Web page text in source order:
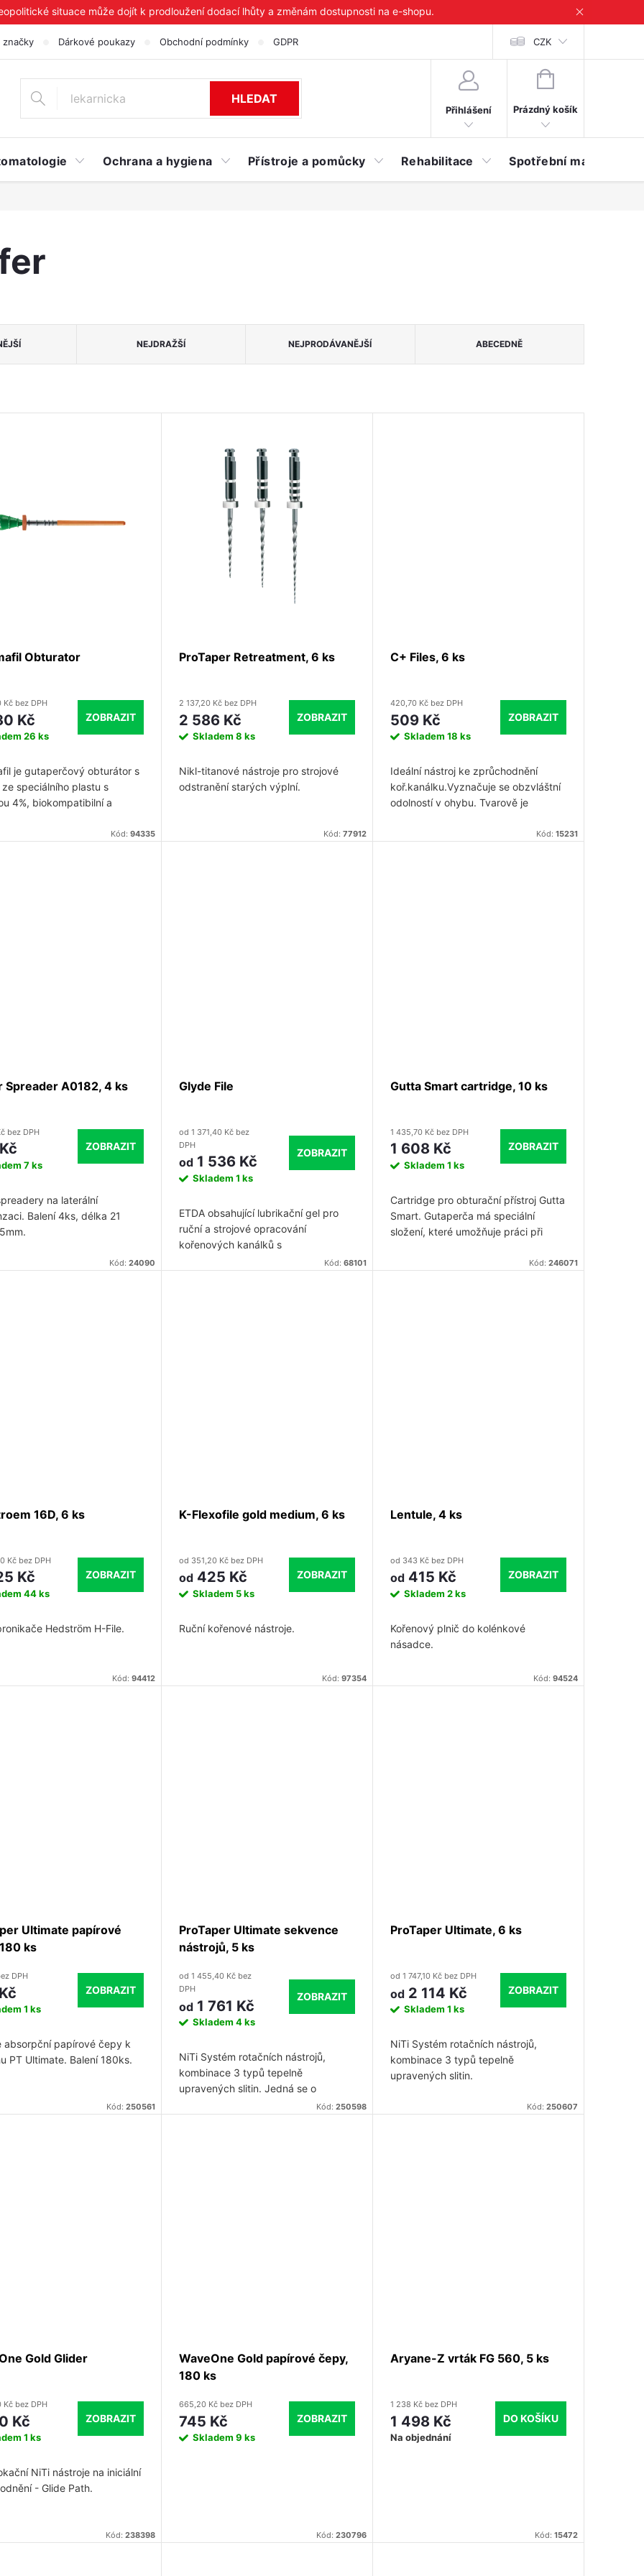
situace může dojít k prodloužení dodací lhůty a změnám dostupnosti na e-shopu.
značky Dárkové poukazy Obchodní podmínky GDPR CZK
HLEDAT
Přihlášení
NÁKUPNÍ
Prázdný košík
Ochrana a hygiena Přístroje a pomůcky Rehabilitace Spotřební materiál
NEJDRAŽŠÍ NEJPRODÁVANĚJŠÍ ABECEDNĚ
Obturator
Kč bez DPH
Kč
26 ks
ZOBRAZIT
je gutaperčový obturátor s
ze speciálního plastu s
4%, biokompatibilní a
Zkrácení čepu se
Kód: 94335
ProTaper Retreatment, 6 ks
2 137,20 Kč bez DPH
2 586 Kč
Skladem 8 ks
ZOBRAZIT
Nikl-titanové nástroje pro strojové
odstranění starých výplní.
Kód: 77912
C+ Files, 6 ks
420,70 Kč bez DPH
509 Kč
Skladem 18 ks
ZOBRAZIT
Ideální nástroj ke zprůchodnění
koř.kanálku.Vyznačuje se obzvláštní
odolností v ohybu. Tvarově je
Kód: 15231
Spreader A0182, 4 ks
bez DPH
7 ks
ZOBRAZIT
na laterální
Balení 4ks, délka 21
Kód: 24090
Glyde File
od 1 371,40 Kč bez
DPH
od1 536 Kč
Skladem 1 ks
ZOBRAZIT
ETDA obsahující lubrikační gel pro
ruční a strojové opracování
kořenových kanálků s
antibakteriálním účinkem. Nástroje se
Kód: 68101
Gutta Smart cartridge, 10 ks
1 435,70 Kč bez DPH
1 608 Kč
Skladem 1 ks
ZOBRAZIT
Cartridge pro obturační přístroj Gutta
Smart. Gutaperča má speciální
složení, které umožňuje práci při
Kód: 246071
16D, 6 ks
Kč bez DPH
Kč
44 ks
ZOBRAZIT
Hedström H-File.
Kód: 94412
K-Flexofile gold medium, 6 ks
od 351,20 Kč bez DPH
od425 Kč
Skladem 5 ks
ZOBRAZIT
Ruční kořenové nástroje.
Kód: 97354
Lentule, 4 ks
od 343 Kč bez DPH
od415 Kč
Skladem 2 ks
ZOBRAZIT
Kořenový plnič do kolénkové
násadce.
Kód: 94524
Ultimate papírové
ks
DPH
1 ks
ZOBRAZIT
absorpční papírové čepy k
PT Ultimate. Balení 180ks.
Kód: 250561
ProTaper Ultimate sekvence
nástrojů, 5 ks
od 1 455,40 Kč bez
DPH
od1 761 Kč
Skladem 4 ks
ZOBRAZIT
NiTi Systém rotačních nástrojů,
kombinace 3 typů tepelně
upravených slitin. Jedná se o
kompletní endodontický systém
Kód: 250598
ProTaper Ultimate, 6 ks
od 1 747,10 Kč bez DPH
od2 114 Kč
Skladem 1 ks
ZOBRAZIT
NiTi Systém rotačních nástrojů,
kombinace 3 typů tepelně
upravených slitin.
Kód: 250607
Gold Glider
Kč bez DPH
Kč
1 ks
ZOBRAZIT
NiTi nástroje na iniciální
- Glide Path.
Kód: 238398
WaveOne Gold papírové čepy,
180 ks
665,20 Kč bez DPH
745 Kč
Skladem 9 ks
ZOBRAZIT
Kód: 230796
Aryane-Z vrták FG 560, 5 ks
1 238 Kč bez DPH
1 498 Kč
Na objednání
DO KOŠÍKU
Kód: 15472